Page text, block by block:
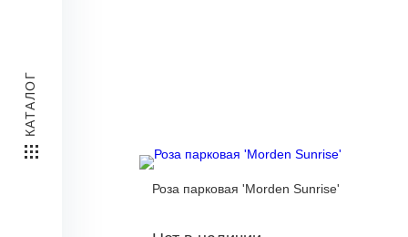
КАТАЛОГ
Роза парковая 'Morden Sunrise'